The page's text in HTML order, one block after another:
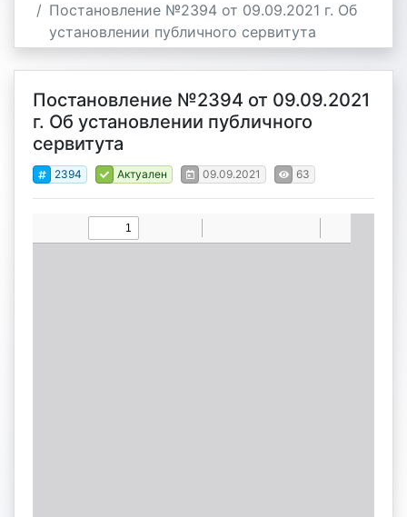
Постановление №2394 от 09.09.2021 г. Об
установлении публичного сервитута
Постановление №2394 от 09.09.2021
г. Об установлении публичного
сервитута
2394 Актуален 09.09.2021 63